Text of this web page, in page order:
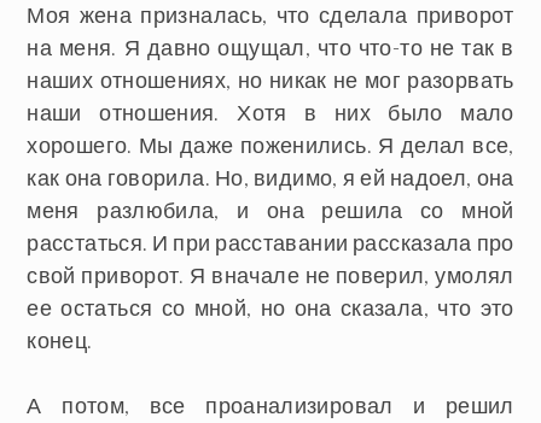
Моя жена призналась, что сделала приворот
на меня. Я давно ощущал, что что-то не так в
наших отношениях, но никак не мог разорвать
наши отношения. Хотя в них было мало
хорошего. Мы даже поженились. Я делал все,
как она говорила. Но, видимо, я ей надоел, она
меня разлюбила, и она решила со мной
расстаться. И при расставании рассказала про
свой приворот. Я вначале не поверил, умолял
ее остаться со мной, но она сказала, что это
конец.
А потом, все проанализировал и решил